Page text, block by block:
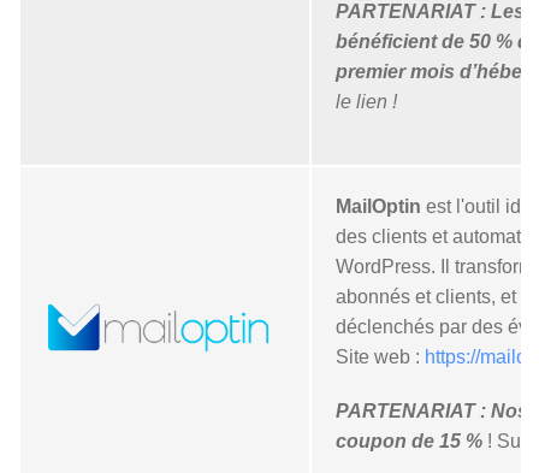
PARTENARIAT : Les
bénéficient de 50 %
premier mois
le lien !
MailOptin est l'outil
des clients et
WordPress. Il
abonnés et clients, et
déclenchés par des
Site web : https://
PARTENARIAT :
coupon de 15 % !